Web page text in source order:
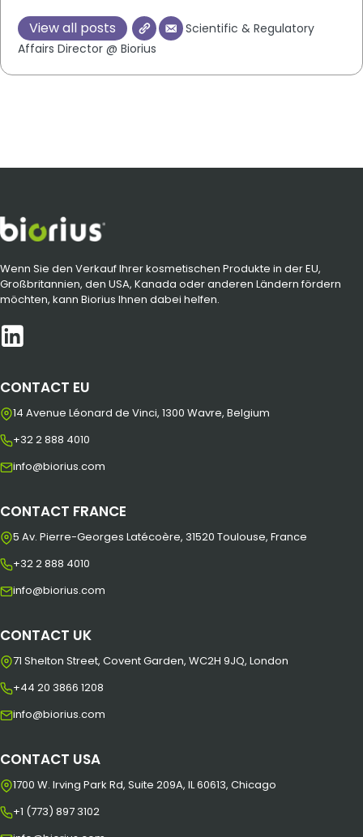
View all posts
Scientific & Regulatory
Affairs Director @ Biorius
Wenn Sie den Verkauf Ihrer kosmetischen Produkte in der EU,
Großbritannien, den USA, Kanada oder anderen Ländern fördern
möchten, kann Biorius Ihnen dabei helfen.
CONTACT EU
14 Avenue Léonard de Vinci, 1300 Wavre, Belgium
+32 2 888 4010
info@biorius.com
CONTACT FRANCE
5 Av. Pierre-Georges Latécoère, 31520 Toulouse, France
+32 2 888 4010
info@biorius.com
CONTACT UK
71 Shelton Street, Covent Garden, WC2H 9JQ, London
+44 20 3866 1208
info@biorius.com
CONTACT USA
1700 W. Irving Park Rd, Suite 209A, IL 60613, Chicago
+1 (773) 897 3102